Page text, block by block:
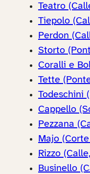
Teatro
Tiepolo
Perdon
Storto
Coralli e
Tette
Todeschini
Cappello
Pezzana
Majo
Rizzo
Businello